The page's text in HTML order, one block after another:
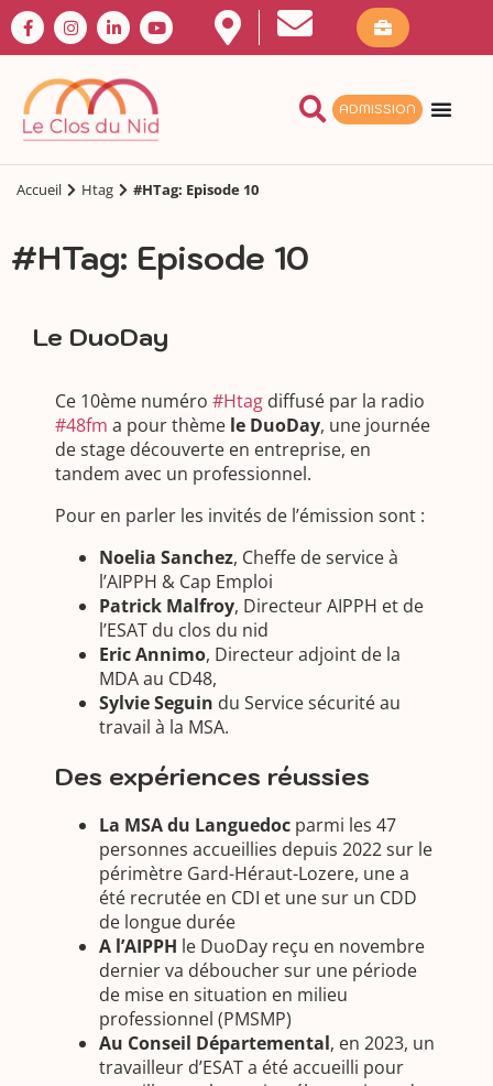
ADMISSION
Accueil Htag #HTag: Episode 10
#HTag: Episode 10
Le DuoDay
Ce 10ème numéro #Htag diffusé par la radio
#48fm a pour thème le DuoDay, une journée
de stage découverte en entreprise, en
tandem avec un professionnel.
Pour en parler les invités de l’émission sont :
Noelia Sanchez, Cheffe de service à
l’AIPPH & Cap Emploi
Patrick Malfroy, Directeur AIPPH et de
l’ESAT du clos du nid
Eric Annimo, Directeur adjoint de la
MDA au CD48,
Sylvie Seguin du Service sécurité au
travail à la MSA.
Des expériences réussies
La MSA du Languedoc parmi les 47
personnes accueillies depuis 2022 sur le
périmètre Gard-Héraut-Lozere, une a
été recrutée en CDI et une sur un CDD
de longue durée
A l’AIPPH le DuoDay reçu en novembre
dernier va déboucher sur une période
de mise en situation en milieu
professionnel (PMSMP)
Au Conseil Départemental, en 2023, un
travailleur d’ESAT a été accueilli pour